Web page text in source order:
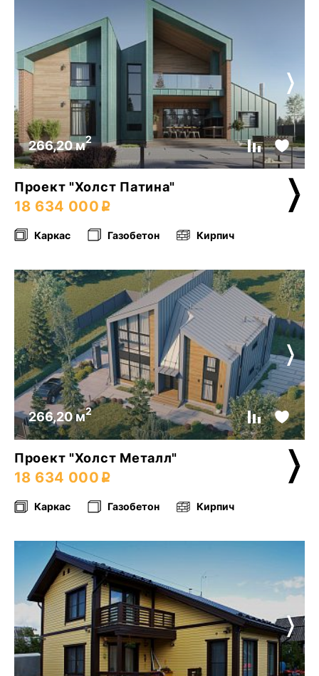
266,20 м2
Проект "Холст Патина"
18 634 000
Каркас Газобетон Кирпич
266,20 м2
Проект "Холст Металл"
18 634 000
Каркас Газобетон Кирпич